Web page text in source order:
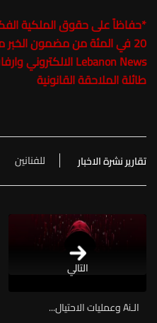
*حفاظاً على حقوق الملكية
طائلة الملاحقة القانونية
تقارير نشرة الاخبار للفنانين
التالي
الـAi وعمليات الاحتيال...